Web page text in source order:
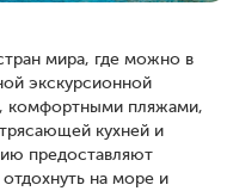
мира, где можно в
экскурсионной
комфортными пляжами,
кухней и
предоставляют
на море и